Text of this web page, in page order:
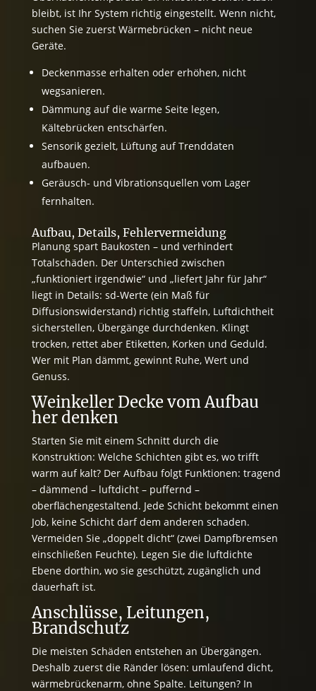
bleibt, ist Ihr System richtig eingestellt. Wenn nicht,
suchen Sie zuerst Wärmebrücken – nicht neue
Geräte.
Deckenmasse erhalten oder erhöhen, nicht
wegsanieren.
Dämmung auf die warme Seite legen,
Kältebrücken entschärfen.
Sensorik gezielt, Lüftung auf Trenddaten
aufbauen.
Geräusch- und Vibrationsquellen vom Lager
fernhalten.
Aufbau, Details, Fehlervermeidung
Planung spart Baukosten – und verhindert
Totalschäden. Der Unterschied zwischen
„funktioniert irgendwie“ und „liefert Jahr für Jahr“
liegt in Details: sd-Werte (ein Maß für
Diffusionswiderstand) richtig staffeln, Luftdichtheit
sicherstellen, Übergänge durchdenken. Klingt
trocken, rettet aber Etiketten, Korken und Geduld.
Wer mit Plan dämmt, gewinnt Ruhe, Wert und
Genuss.
Weinkeller Decke vom Aufbau
her denken
Starten Sie mit einem Schnitt durch die
Konstruktion: Welche Schichten gibt es, wo trifft
warm auf kalt? Der Aufbau folgt Funktionen: tragend
– dämmend – luftdicht – puffernd –
oberflächengestaltend. Jede Schicht bekommt einen
Job, keine Schicht darf dem anderen schaden.
Vermeiden Sie „doppelt dicht“ (zwei Dampfbremsen
einschließen Feuchte). Legen Sie die luftdichte
Ebene dorthin, wo sie geschützt, zugänglich und
dauerhaft ist.
Anschlüsse, Leitungen,
Brandschutz
Die meisten Schäden entstehen an Übergängen.
Deshalb zuerst die Ränder lösen: umlaufend dicht,
wärmebrückenarm, ohne Spalte. Leitungen? In